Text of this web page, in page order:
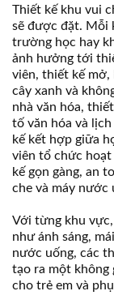
Thiết kế khu vui
sẽ được đặt. Mỗi
trường học hay
ảnh hưởng tới
viên, thiết kế mở,
cây xanh và
nhà văn hóa,
tố văn hóa và
kế kết hợp giữa
viên tổ chức
kế gọn gàng, an
che và máy nước
Với từng khu
như ánh sáng,
nước uống, các
tạo ra một không
cho trẻ em và